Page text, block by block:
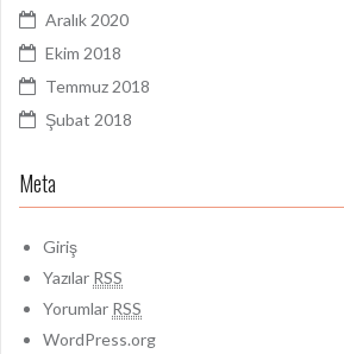
Aralık 2020
Ekim 2018
Temmuz 2018
Şubat 2018
Meta
Giriş
Yazılar RSS
Yorumlar RSS
WordPress.org